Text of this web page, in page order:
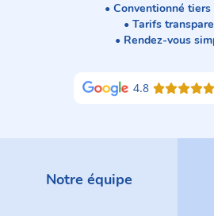
• Conventionné
• Tarifs
• Rendez-vous
4.8
Notre équipe